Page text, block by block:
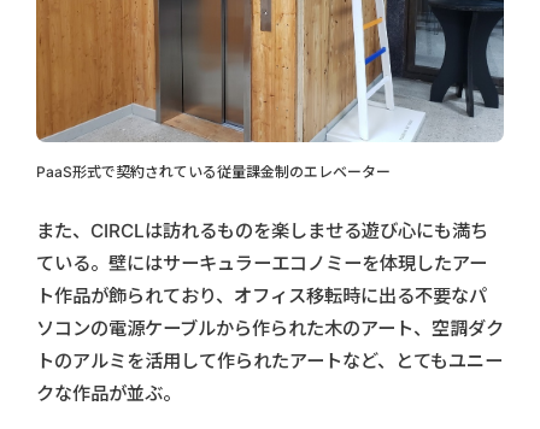
PaaS形式で契約されている従量課金制のエレベーター
また、CIRCLは訪れるものを楽しませる遊び心にも満ち
ている。壁にはサーキュラーエコノミーを体現したアー
ト作品が飾られており、オフィス移転時に出る不要なパ
ソコンの電源ケーブルから作られた木のアート、空調ダク
トのアルミを活用して作られたアートなど、とてもユニー
クな作品が並ぶ。